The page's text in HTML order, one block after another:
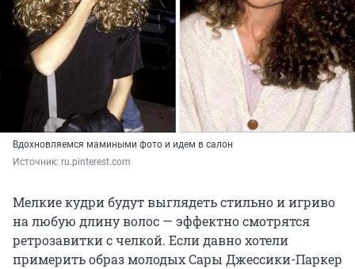
Вдохновляемся мамиными фото и идем в салон
Источник: ru.pinterest.com
Мелкие кудри будут выглядеть стильно и игриво
на любую длину волос — эффектно смотрятся
ретрозавитки с челкой. Если давно хотели
примерить образ молодых Сары Джессики-Паркер